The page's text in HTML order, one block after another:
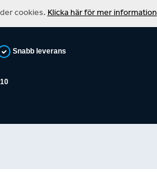
Snabb leverans
cookies. Klicka här för mer information